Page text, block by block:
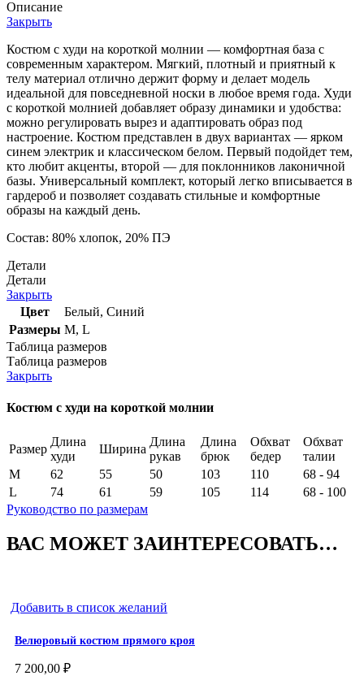
Описание
Закрыть
Костюм с худи на короткой молнии — комфортная база с
современным характером. Мягкий, плотный и приятный к
телу материал отлично держит форму и делает модель
идеальной для повседневной носки в любое время года. Худи
с короткой молнией добавляет образу динамики и удобства:
можно регулировать вырез и адаптировать образ под
настроение. Костюм представлен в двух вариантах — ярком
синем электрик и классическом белом. Первый подойдет тем,
кто любит акценты, второй — для поклонников лаконичной
базы. Универсальный комплект, который легко вписывается в
гардероб и позволяет создавать стильные и комфортные
образы на каждый день.
Состав: 80% хлопок, 20% ПЭ
Детали
Детали
Закрыть
Цвет
Белый, Синий
Размеры M, L
Таблица размеров
Таблица размеров
Закрыть
Костюм с худи на короткой молнии
Размер
Длина
худи
Ширина
Длина
рукав
Длина
брюк
Обхват
бедер
Обхват
талии
M
62 55 50 103 110
68 - 94
L
74 61 59 105 114
68 - 100
Руководство по размерам
ВАС МОЖЕТ ЗАИНТЕРЕСОВАТЬ…
Добавить в список желаний
Велюровый костюм прямого кроя
7 200,00 ₽